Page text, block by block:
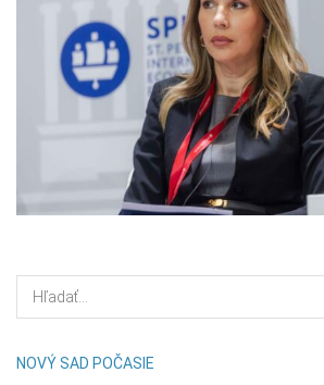
NOVÝ SAD POČASIE